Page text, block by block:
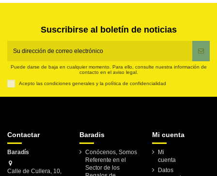
Suscribirse al boletín de noticias
Puede darse de baja en cualquier momento. Para ello, consulte nuestra información de
contacto en el aviso legal.
Acepto las condiciones generales y la política de confidencialidad
Contactar
Baradís
Calle de Cullera, 10,
Baradis
Conócenos, Somos
Referente en el
Sector de los
Mi cuenta
Mi
cuenta
Datos